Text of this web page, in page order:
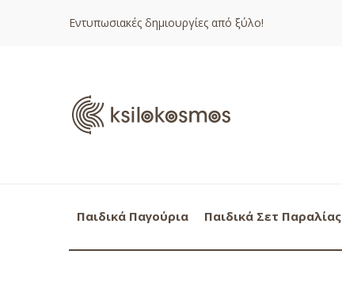
Εντυπωσιακές δημιουργίες από ξύλο!
Παιδικά Παγούρια Παιδικά Σετ Παραλίας